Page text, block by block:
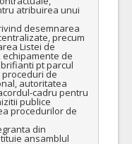
angiografie (Rev.2)
ATRIBUIT
(LOT-0003)
(Rev.2)
ATRIBUIT
atribuirea unui
desemnarea
precum
Listei de
de
pt parcul
de
autoritatea
cadru pentru
publice
procedurilor de
din
ansamblul